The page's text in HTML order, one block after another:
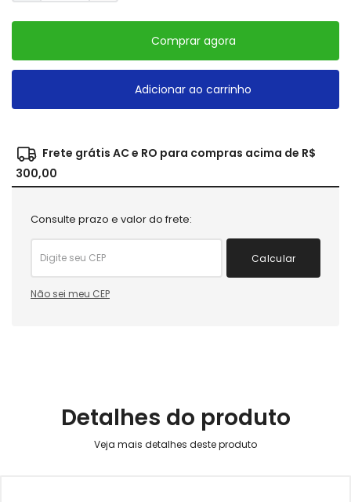
Comprar agora
Adicionar ao carrinho
Frete grátis AC e RO para compras acima de R$
300,00
Consulte prazo e valor do frete:
Calcular
Não sei meu CEP
Detalhes do produto